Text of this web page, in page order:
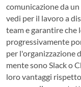
comunicazione da
vedi per il lavoro a
team e garantire
progressivamente
per l'organizzazione
mente sono Slack o
loro vantaggi